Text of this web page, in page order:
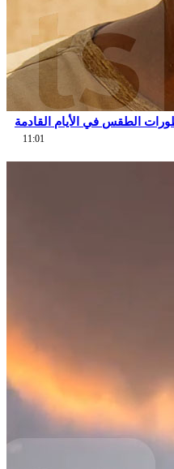
الطقس في الأيام القادمة
11:01